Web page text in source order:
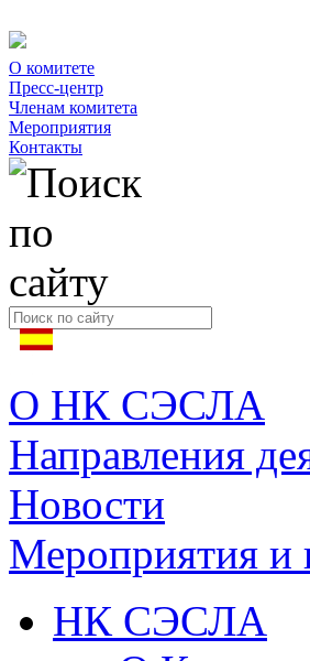
О комитете
Пресс-центр
Членам комитета
Мероприятия
Контакты
О НК СЭСЛА
Направления
Новости
Мероприятия и
НК СЭСЛА